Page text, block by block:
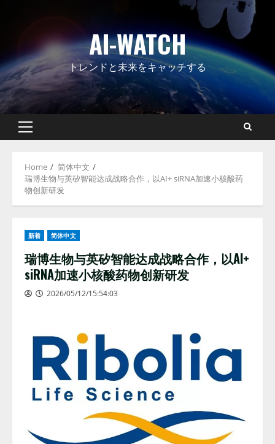
AI-WATCH
トレンドと未来をキャッチする
Primary
Home
简体中文
瑞博生物与英矽智能达成战略合作，以AI+ siRNA加速小核酸药
物创新研发
新着 简体中文
瑞博生物与英矽智能达成战略合作，以AI+
siRNA加速小核酸药物创新研发
2026/05/12/15:54:03